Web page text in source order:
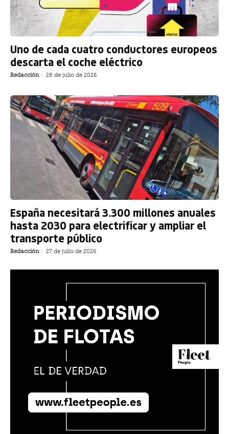
Uno de cada cuatro conductores europeos
descarta el coche eléctrico
Redacción - 28 de julio de 2026
España necesitará 3.300 millones anuales
hasta 2030 para electrificar y ampliar el
transporte público
Redacción - 27 de julio de 2026